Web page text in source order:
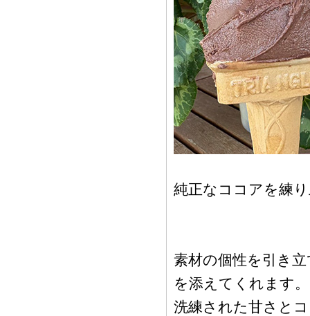
純正なココアを練
素材の個性を引き
を添えてくれます。
洗練された甘さと